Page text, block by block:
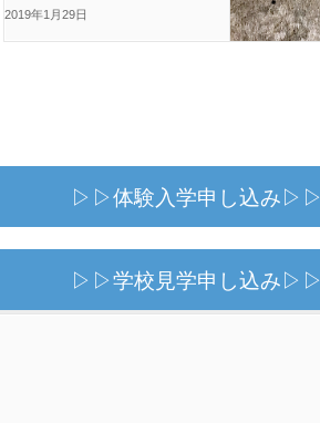
2019年1月29日
▷▷体験入学申し込み▷▷
▷▷学校見学申し込み▷▷